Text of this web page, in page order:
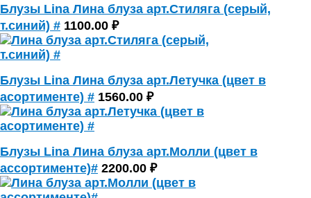
Блузы Lina Лина блуза арт.Стиляга (серый,
т.синий) # 1100.00 ₽
Блузы Lina Лина блуза арт.Летучка (цвет в
асортименте) # 1560.00 ₽
Блузы Lina Лина блуза арт.Молли (цвет в
ассортименте)# 2200.00 ₽